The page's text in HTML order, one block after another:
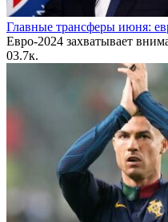
Главные трансферы июня:
Евро-2024 захватывает
03.7к.